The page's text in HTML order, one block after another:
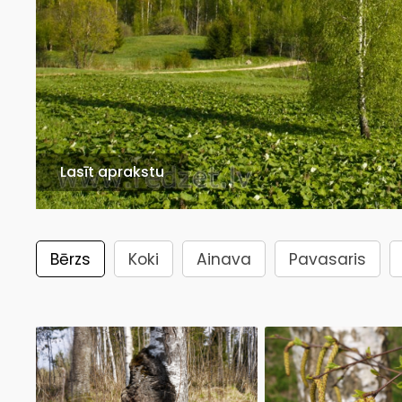
Lasīt aprakstu
Bērzs Koki Ainava Pavasaris